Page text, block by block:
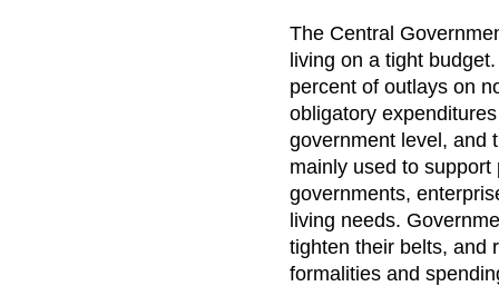
The Central
living on a tight
percent of outlays on
obligatory
government level, and
mainly used to support
governments,
living needs.
tighten their belts, and
formalities and